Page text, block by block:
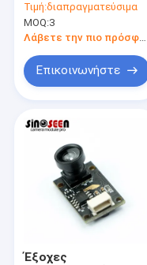
Ποιοτικός έλεγχος
επαφή
Όλες οι
Ζητήστε ένα
ενδοσκοπικές με
Mainboard
Τιμή:διαπραγματεύσιμα
MOQ:3
Λάβετε την πιο πρόσφατη τιμή
Επικοινωνήστε
Έξοχες